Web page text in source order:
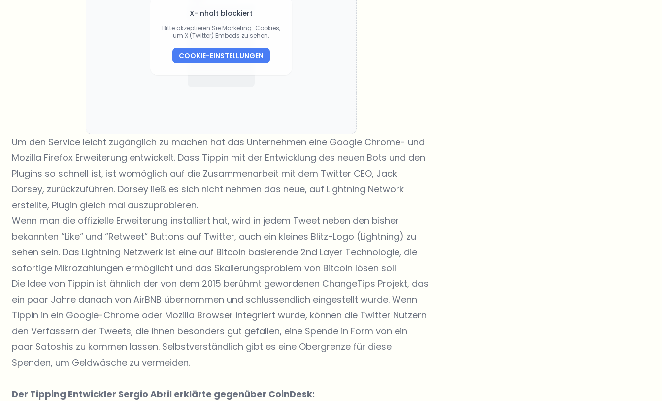
X-Inhalt blockiert
Bitte akzeptieren Sie Marketing-Cookies,
um X (Twitter) Embeds zu sehen.
COOKIE-EINSTELLUNGEN
Um den Service leicht zugänglich zu machen hat das Unternehmen eine Google Chrome- und
Mozilla Firefox Erweiterung entwickelt. Dass Tippin mit der Entwicklung des neuen Bots und den
Plugins so schnell ist, ist womöglich auf die Zusammenarbeit mit dem Twitter CEO, Jack
Dorsey, zurückzuführen. Dorsey ließ es sich nicht nehmen das neue, auf Lightning Network
erstellte, Plugin gleich mal auszuprobieren.
Wenn man die offizielle Erweiterung installiert hat, wird in jedem Tweet neben den bisher
bekannten “Like“ und “Retweet“ Buttons auf Twitter, auch ein kleines Blitz-Logo (Lightning) zu
sehen sein. Das Lightning Netzwerk ist eine auf Bitcoin basierende 2nd Layer Technologie, die
sofortige Mikrozahlungen ermöglicht und das Skalierungsproblem von Bitcoin lösen soll.
Die Idee von Tippin ist ähnlich der von dem 2015 berühmt gewordenen ChangeTips Projekt, das
ein paar Jahre danach von AirBNB übernommen und schlussendlich eingestellt wurde. Wenn
Tippin in ein Google-Chrome oder Mozilla Browser integriert wurde, können die Twitter Nutzern
den Verfassern der Tweets, die ihnen besonders gut gefallen, eine Spende in Form von ein
paar Satoshis zu kommen lassen. Selbstverständlich gibt es eine Obergrenze für diese
Spenden, um Geldwäsche zu vermeiden.
Der Tipping Entwickler Sergio Abril erklärte gegenüber CoinDesk: